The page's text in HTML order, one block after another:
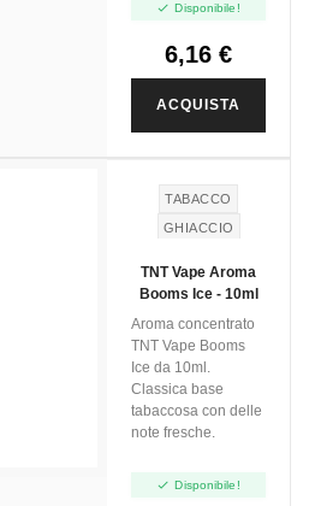
 Disponibile!
6,16 €
ACQUISTA
TABACCO
GHIACCIO
TNT Vape Aroma
Booms Ice - 10ml
Aroma concentrato
TNT Vape Booms
Ice da 10ml.
Classica base
tabaccosa con delle
note fresche.
 Disponibile!